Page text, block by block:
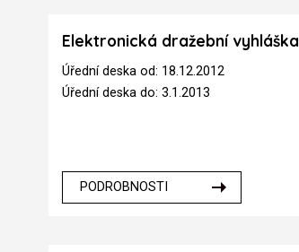
Elektronická dražební vyhláška
Úřední deska od: 18.12.2012
Úřední deska do: 3.1.2013
PODROBNOSTI